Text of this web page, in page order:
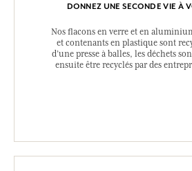
DONNEZ UNE SECONDE VIE À
Nos flacons en verre et en
et contenants en plastique sont
d’une presse à balles, les déchets
ensuite être recyclés par des